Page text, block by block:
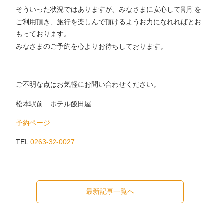
そういった状況ではありますが、みなさまに安心して割引を
ご利用頂き、旅行を楽しんで頂けるようお力になれればとお
もっております。
みなさまのご予約を心よりお待ちしております。
ご不明な点はお気軽にお問い合わせください。
松本駅前 ホテル飯田屋
予約ページ
TEL 0263-32-0027
最新記事一覧へ